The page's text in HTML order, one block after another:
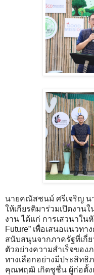
นายคณัสชนม์ ศรีเจริญ น
ให้เกียรติมาร่วมเปิดงาน
งาน ได้แก่ การเสวนาใน
Future” เพื่อเสนอแนวท
สนับสนุนจากภาครัฐที่เกี่
ตัวอย่างความสำเร็จของ
ทางเลือกอย่างมีประสิท
คุณพฤฒิ เกิดชูชื่น ผู้ก่อตั้